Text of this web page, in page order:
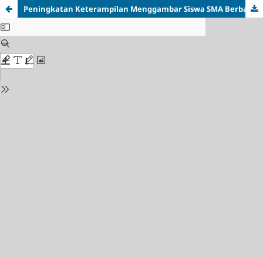
Peningkatan Keterampilan Menggambar Siswa SMA Berbasis Kearifan Lokal di SMAN 6 PPU